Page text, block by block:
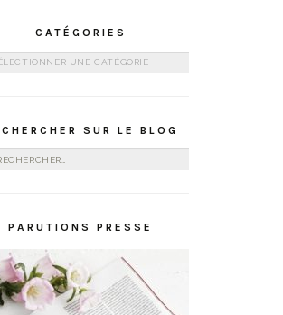
CATÉGORIES
SUR LE BLOG
:
PARUTIONS PRESSE